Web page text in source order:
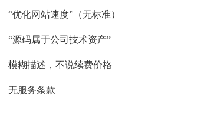
“优化网站速度”（无标准）
“源码属于公司技术资产”
模糊描述，不说续费价格
无服务条款